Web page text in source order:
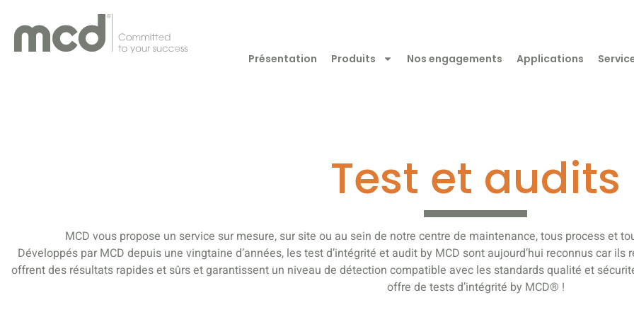
Présentation Produits Nos engagements Applications
Test et audits
MCD vous propose un service sur mesure, sur site ou au sein de notre centre de maintenance, tous process et
Développés par MCD depuis une vingtaine d’années, les test d’intégrité et audit by MCD sont aujourd’hui reconnus car
offrent des résultats rapides et sûrs et garantissent un niveau de détection compatible avec les standards qualité et
offre de tests d’intégrité by MCD® !